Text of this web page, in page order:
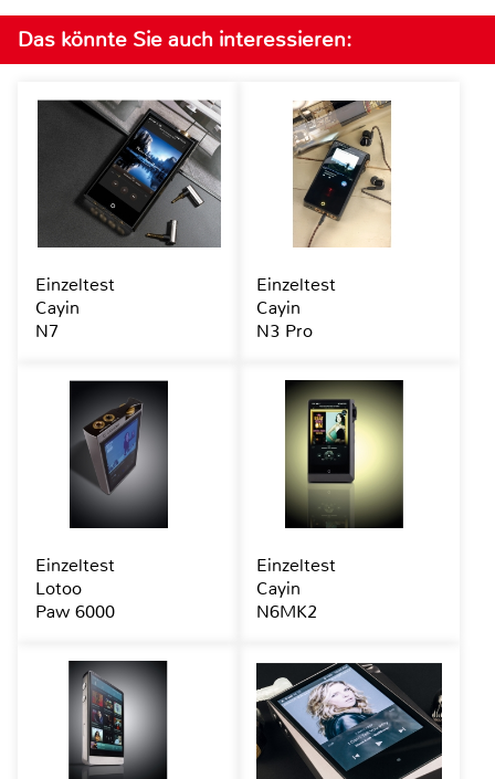
Das könnte Sie auch interessieren:
Einzeltest
Cayin
N7
Einzeltest
Cayin
N3 Pro
Einzeltest
Lotoo
Paw 6000
Einzeltest
Cayin
N6MK2